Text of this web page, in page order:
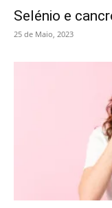
Selénio e
25 de Maio, 2023